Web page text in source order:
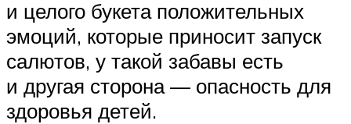
и целого букета положительных
эмоций, которые приносит запуск
салютов, у такой забавы есть
и другая сторона — опасность для
здоровья детей.